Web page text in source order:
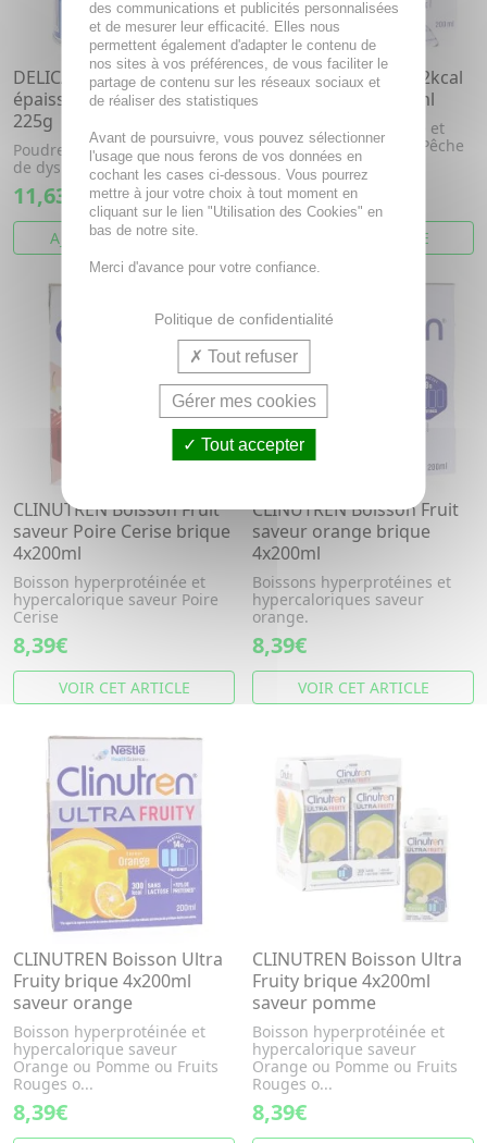
DELICAL Gelodiet - Poudre
épaississante gout neutre
225g
Poudre épaississante en cas
de dysphagie
11,63€
AJOUTER AU PANIER
CLINUTREN Boisson 2kcal
saveur Pêche 4x200ml
Boisson hyperprotéinée et
hypercalorique saveur Pêche
sans lactose
9,52€
VOIR CET ARTICLE
CLINUTREN Boisson Fruit
saveur Poire Cerise brique
4x200ml
Boisson hyperprotéinée et
hypercalorique saveur Poire
Cerise
8,39€
VOIR CET ARTICLE
CLINUTREN Boisson Fruit
saveur orange brique
4x200ml
Boissons hyperprotéines et
hypercaloriques saveur
orange.
8,39€
VOIR CET ARTICLE
CLINUTREN Boisson Ultra
Fruity brique 4x200ml
saveur orange
Boisson hyperprotéinée et
hypercalorique saveur
Orange ou Pomme ou Fruits
Rouges o...
8,39€
CLINUTREN Boisson Ultra
Fruity brique 4x200ml
saveur pomme
Boisson hyperprotéinée et
hypercalorique saveur
Orange ou Pomme ou Fruits
Rouges o...
8,39€
des communications et publicités personnalisées
et de mesurer leur efficacité. Elles nous
permettent également d'adapter le contenu de
nos sites à vos préférences, de vous faciliter le
partage de contenu sur les réseaux sociaux et
de réaliser des statistiques
Avant de poursuivre, vous pouvez sélectionner
l'usage que nous ferons de vos données en
cochant les cases ci-dessous. Vous pourrez
mettre à jour votre choix à tout moment en
cliquant sur le lien "Utilisation des Cookies" en
bas de notre site.
Merci d'avance pour votre confiance.
Politique de confidentialité
Tout refuser
Gérer mes cookies
Tout accepter